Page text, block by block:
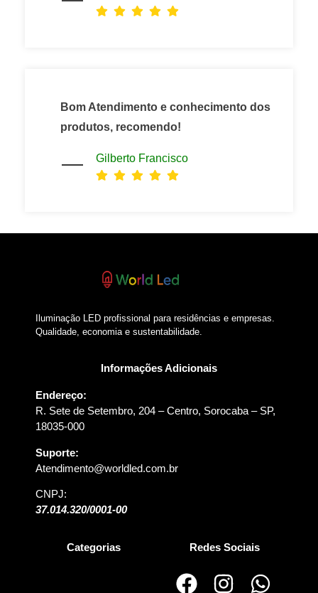
Bom Atendimento e conhecimento dos
produtos, recomendo!
Gilberto Francisco
Iluminação LED profissional para residências e empresas.
Qualidade, economia e sustentabilidade.
Informações Adicionais
Endereço:
R. Sete de Setembro, 204 – Centro, Sorocaba – SP,
18035-000
Suporte:
Atendimento@worldled.com.br
CNPJ:
37.014.320/0001-00
Categorias Redes Sociais